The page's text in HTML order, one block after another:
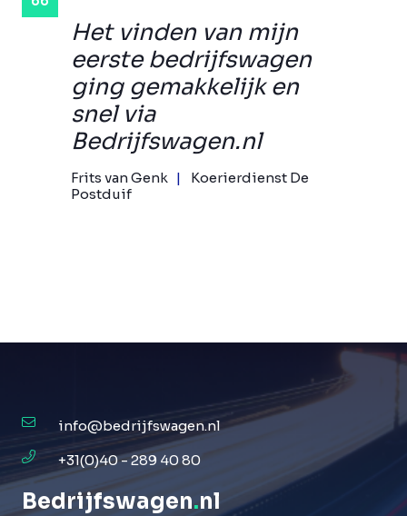
Het vinden van mijn
eerste bedrijfswagen
ging gemakkelijk en
snel via
Bedrijfswagen.nl
Frits van Genk
Koerierdienst De
Postduif
info@bedrijfswagen.nl
+31(0)40 - 289 40 80
Bedrijfswagen.nl